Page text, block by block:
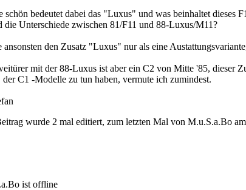
schön bedeutet dabei das "Luxus" und was beinhaltet dieses
die Unterschiede zwischen 81/F11 und 88-Luxus/M11?
ansonsten den Zusatz "Luxus" nur als eine
mit der 88-Luxus ist aber ein C2 von Mitte '85, dieser
C1 -Modelle zu tun haben, vermute ich zumindest.
wurde 2 mal editiert, zum letzten Mal von M.u.S.a.Bo